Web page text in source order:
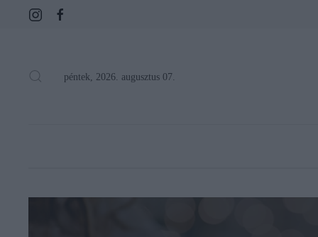
péntek, 2026. augusztus 07.